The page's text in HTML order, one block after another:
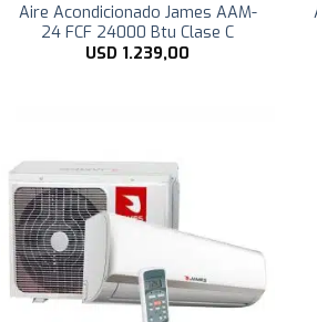
Aire Acondicionado James AAM-
24 FCF 24000 Btu Clase C
USD 1.239,00